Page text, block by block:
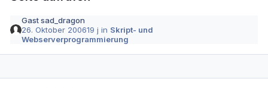
Gast sad_dragon
26. Oktober 200619 j in Skript- und
Webserverprogrammierung